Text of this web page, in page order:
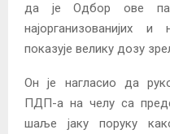
да је Одбор ове
најорганизованијих и
показује велику дозу
Он је нагласио да
ПДП-а на челу са
шаље јаку поруку